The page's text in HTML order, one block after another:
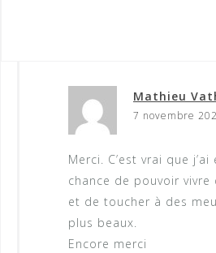
Mathieu
7 novembre
Merci. C’est vrai que
chance de pouvoir vivre
et de toucher à des
plus beaux.
Encore merci